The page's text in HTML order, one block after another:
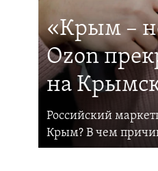
«Крым –
Ozon
на
Российский
Крым? В чем